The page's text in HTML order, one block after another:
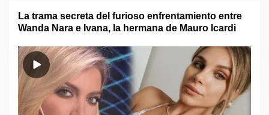
La trama secreta del furioso enfrentamiento entre
Wanda Nara e Ivana, la hermana de Mauro Icardi